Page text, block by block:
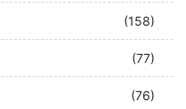
(158)
(77)
(76)